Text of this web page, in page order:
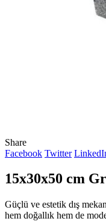
Share
Facebook Twitter
15x30x50 cm
Güçlü ve estetik dış
hem doğallık hem de